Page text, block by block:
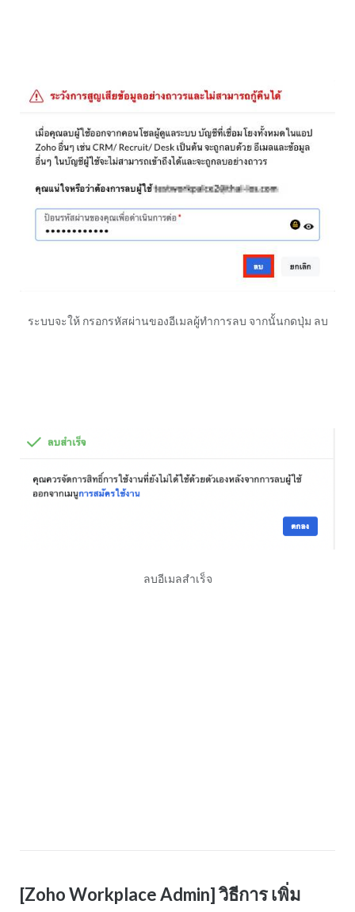
ระบบจะให้ กรอกรหัสผ่านของอีเมลผู้ทำการลบ จากนั้นกดปุ่ม ลบ
ลบอีเมลสำเร็จ
[Zoho Workplace Admin] วิธีการ เพิ่ม